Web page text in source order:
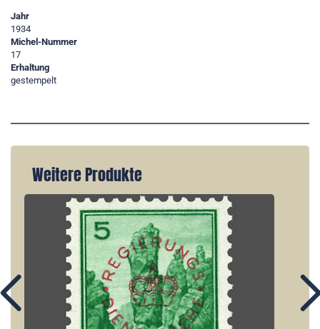
Jahr
1934
Michel-Nummer
17
Erhaltung
gestempelt
Weitere Produkte